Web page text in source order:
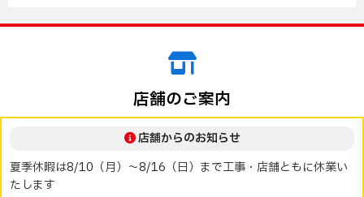
店舗のご案内
店舗からのお知らせ
夏季休暇は8/10（月）～8/16（日）まで工事・店舗ともに休業い
たします